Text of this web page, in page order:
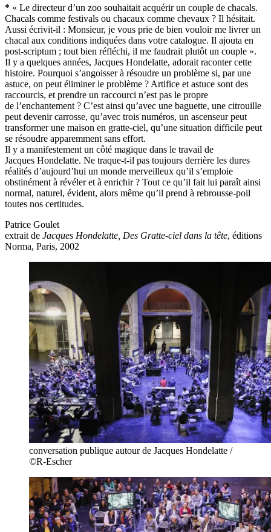
* « Le directeur d’un zoo souhaitait acquérir un couple de chacals.
Chacals comme festivals ou chacaux comme chevaux ? Il hésitait.
Aussi écrivit-il : Monsieur, je vous prie de bien vouloir me livrer un
chacal aux conditions indiquées dans votre catalogue. Il ajouta en
post-scriptum ; tout bien réfléchi, il me faudrait plutôt un couple ».
Il y a quelques années, Jacques Hondelatte, adorait raconter cette
histoire. Pourquoi s’angoisser à résoudre un problème si, par une
astuce, on peut éliminer le problème ? Artifice et astuce sont des
raccourcis, et prendre un raccourci n’est pas le propre
de l’enchantement ? C’est ainsi qu’avec une baguette, une citrouille
peut devenir carrosse, qu’avec trois numéros, un ascenseur peut
transformer une maison en gratte-ciel, qu’une situation difficile peut
se résoudre apparemment sans effort.
Il y a manifestement un côté magique dans le travail de
Jacques Hondelatte. Ne traque-t-il pas toujours derrière les dures
réalités d’aujourd’hui un monde merveilleux qu’il s’emploie
obstinément à révéler et à enrichir ? Tout ce qu’il fait lui paraît ainsi
normal, naturel, évident, alors même qu’il prend à rebrousse-poil
toutes nos certitudes.
Patrice Goulet
extrait de Jacques Hondelatte, Des Gratte-ciel dans la tête, éditions
Norma, Paris, 2002
conversation publique autour de Jacques Hondelatte /
©R-Escher